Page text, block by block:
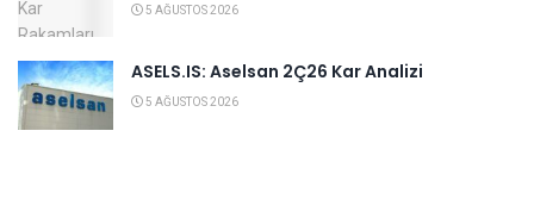
5 AĞUSTOS 2026
ASELS.IS: Aselsan 2Ç26 Kar Analizi
5 AĞUSTOS 2026